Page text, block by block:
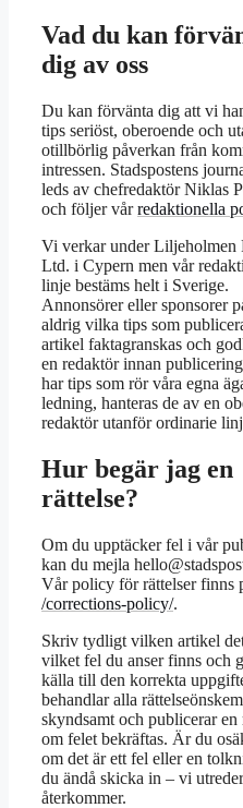
Vad du kan
dig av oss
Du kan förvänta dig att vi
tips seriöst, oberoende och
otillbörlig påverkan från
intressen. Stadspostens
leds av chefredaktör Niklas
och följer vårredaktionella
Vi verkar under Liljeholmen
Ltd. i Cypern men vår
linje bestäms helt i Sverige.
Annonsörer eller sponsorer
aldrig vilka tips som
artikel faktagranskas och
en redaktör innan
har tips som rör våra egna
ledning, hanteras de av en
redaktör utanför ordinarie
Hur begär jag en
rättelse?
Om du upptäcker fel i vår
kan du mejla
Vår policy för rättelser finns
/corrections-policy/.
Skriv tydligt vilken artikel
vilket fel du anser finns och
källa till den korrekta
behandlar alla
skyndsamt och publicerar en
om felet bekräftas. Är du
om det är ett fel eller en
du ändå skicka in – vi
återkommer.